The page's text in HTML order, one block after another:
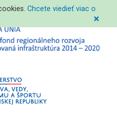
Chcete viedieť viac o
❌